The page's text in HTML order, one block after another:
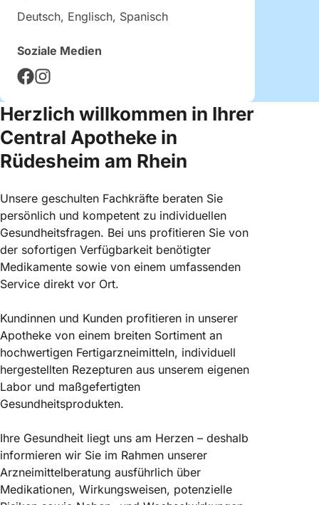
Deutsch, Englisch, Spanisch
Soziale Medien
Herzlich willkommen in Ihrer
Central Apotheke in
Rüdesheim am Rhein
Unsere geschulten Fachkräfte beraten Sie
persönlich und kompetent zu individuellen
Gesundheitsfragen. Bei uns profitieren Sie von
der sofortigen Verfügbarkeit benötigter
Medikamente sowie von einem umfassenden
Service direkt vor Ort.
Kundinnen und Kunden profitieren in unserer
Apotheke von einem breiten Sortiment an
hochwertigen Fertigarzneimitteln, individuell
hergestellten Rezepturen aus unserem eigenen
Labor und maßgefertigten
Gesundheitsprodukten.
Ihre Gesundheit liegt uns am Herzen – deshalb
informieren wir Sie im Rahmen unserer
Arzneimittelberatung ausführlich über
Medikationen, Wirkungsweisen, potenzielle